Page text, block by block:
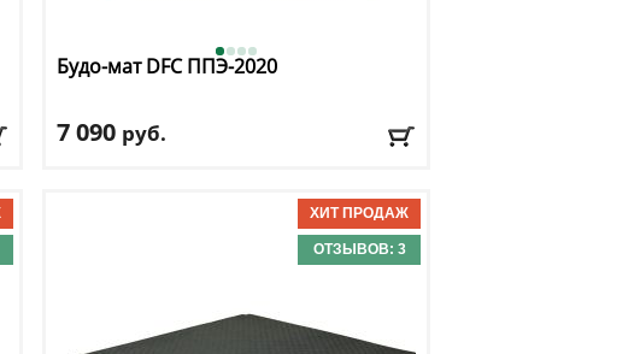
Будо-мат DFCППЭ-2020
7 090 руб.
ОТЗЫВОВ: 3